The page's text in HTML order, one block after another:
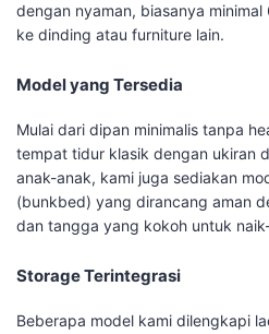
dengan nyaman, biasanya
ke dinding atau furniture lain.
Model yang Tersedia
Mulai dari dipan minimalis tanpa
tempat tidur klasik dengan ukiran
anak-anak, kami juga sediakan
(bunkbed) yang dirancang aman
dan tangga yang kokoh untuk
Storage Terintegrasi
Beberapa model kami dilengkapi